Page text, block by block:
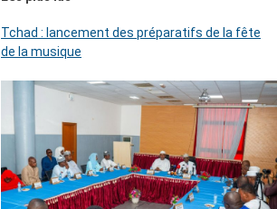
Tchad : lancement des préparatifs de la fête
de la musique